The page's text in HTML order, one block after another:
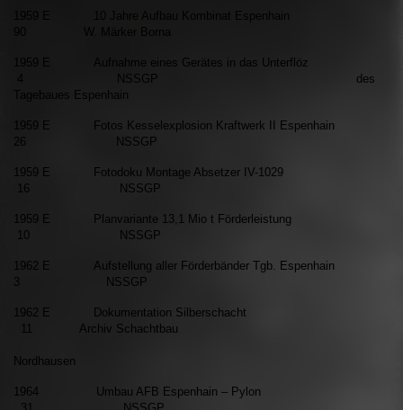
1959 E 10 Jahre Aufbau Kombinat Espenhain
90 W. Märker Borna
1959 E Aufnahme eines Gerätes in das Unterflöz
4 NSSGP des
Tagebaues Espenhain
1959 E Fotos Kesselexplosion Kraftwerk II Espenhain
26 NSSGP
1959 E Fotodoku Montage Absetzer IV-1029
16 NSSGP
1959 E Planvariante 13,1 Mio t Förderleistung
10 NSSGP
1962 E Aufstellung aller Förderbänder Tgb. Espenhain
3 NSSGP
1962 E Dokumentation Silberschacht
11 Archiv Schachtbau
Nordhausen
1964 Umbau AFB Espenhain – Pylon